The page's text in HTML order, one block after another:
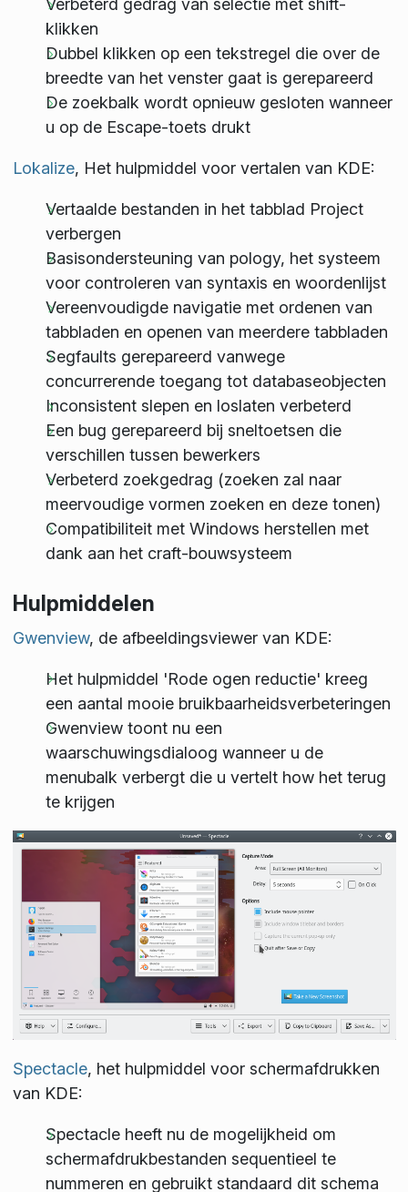
Verbeterd gedrag van selectie met shift-
klikken
Dubbel klikken op een tekstregel die over de
breedte van het venster gaat is gerepareerd
De zoekbalk wordt opnieuw gesloten wanneer
u op de Escape-toets drukt
Lokalize, Het hulpmiddel voor vertalen van KDE:
Vertaalde bestanden in het tabblad Project
verbergen
Basisondersteuning van pology, het systeem
voor controleren van syntaxis en woordenlijst
Vereenvoudigde navigatie met ordenen van
tabbladen en openen van meerdere tabbladen
Segfaults gerepareerd vanwege
concurrerende toegang tot databaseobjecten
Inconsistent slepen en loslaten verbeterd
Een bug gerepareerd bij sneltoetsen die
verschillen tussen bewerkers
Verbeterd zoekgedrag (zoeken zal naar
meervoudige vormen zoeken en deze tonen)
Compatibiliteit met Windows herstellen met
dank aan het craft-bouwsysteem
Hulpmiddelen
Gwenview, de afbeeldingsviewer van KDE:
Het hulpmiddel 'Rode ogen reductie' kreeg
een aantal mooie bruikbaarheidsverbeteringen
Gwenview toont nu een
waarschuwingsdialoog wanneer u de
menubalk verbergt die u vertelt how het terug
te krijgen
Spectacle, het hulpmiddel voor schermafdrukken
van KDE:
Spectacle heeft nu de mogelijkheid om
schermafdrukbestanden sequentieel te
nummeren en gebruikt standaard dit schema